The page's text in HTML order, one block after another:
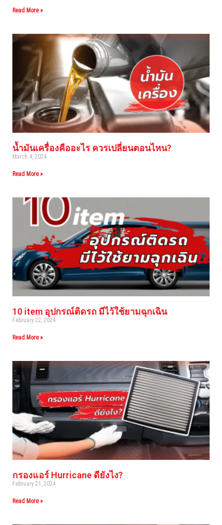
Read More »
น้ำมันเครื่องคืออะไร ควรเปลี่ยนตอนไหน?
March 4, 2024
Read More »
10 item อุปกรณ์ติดรถ มีไว้ใช้ยามฉุกเฉิน
February 22, 2024
Read More »
กรองแอร์ Hurricane ดียังไง?
February 21, 2024
Read More »